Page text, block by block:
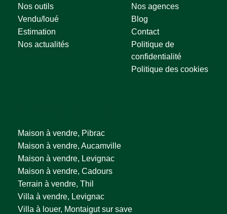
Nos outils
Vendu/loué
Estimation
Nos actualités
Nos agences
Blog
Contact
Politique de
confidentialité
Politique des cookies
Maison à vendre, Pibrac
Maison à vendre, Aucamville
Maison à vendre, Levignac
Maison à vendre, Cadours
Terrain à vendre, Thil
Villa à vendre, Levignac
Villa à louer, Montaigut sur save